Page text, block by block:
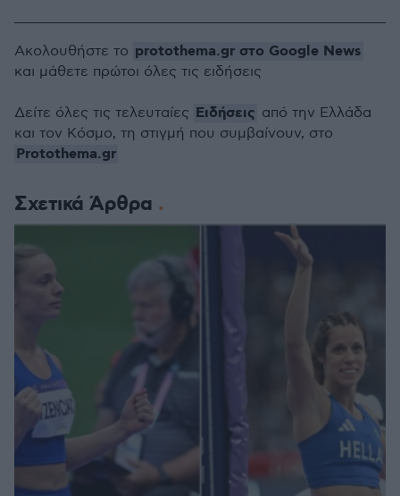
Σχετικά Άρθρα
Ακολουθήστε το protothema.gr στο Google News
και μάθετε πρώτοι όλες τις ειδήσεις
Δείτε όλες τις τελευταίες Ειδήσεις από την Ελλάδα
και τον Κόσμο, τη στιγμή που συμβαίνουν, στο
Protothema.gr